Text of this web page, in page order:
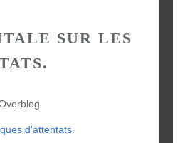
SUR LES